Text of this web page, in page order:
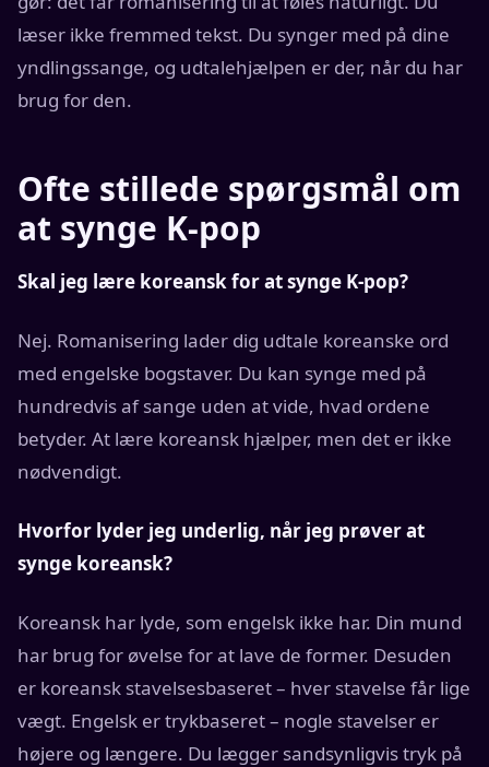
læser ikke fremmed tekst. Du synger med på dine
yndlingssange, og udtalehjælpen er der, når du har
brug for den.
Ofte stillede spørgsmål om
at synge K-pop
Skal jeg lære koreansk for at synge K-pop?
Nej. Romanisering lader dig udtale koreanske ord
med engelske bogstaver. Du kan synge med på
hundredvis af sange uden at vide, hvad ordene
betyder. At lære koreansk hjælper, men det er ikke
nødvendigt.
Hvorfor lyder jeg underlig, når jeg prøver at
synge koreansk?
Koreansk har lyde, som engelsk ikke har. Din mund
har brug for øvelse for at lave de former. Desuden
er koreansk stavelsesbaseret – hver stavelse får lige
vægt. Engelsk er trykbaseret – nogle stavelser er
højere og længere. Du lægger sandsynligvis tryk på